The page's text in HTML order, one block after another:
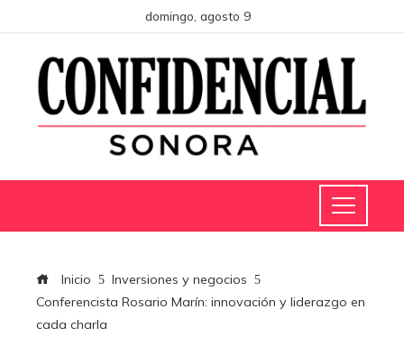
domingo, agosto 9
Inicio
Inversiones y negocios
Conferencista Rosario Marín: innovación y liderazgo en
cada charla